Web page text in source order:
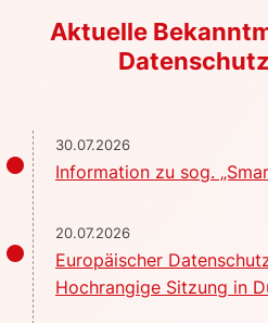
Aktuelle
30.07.2026
Information zu sog.
20.07.2026
Europäischer
Hochrangige Sitzung in